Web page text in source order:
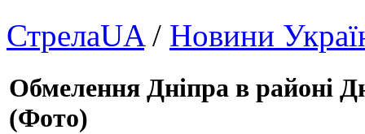
СтрелаUA/ Новини
Обмелення Дніпра в районі
(Фото)